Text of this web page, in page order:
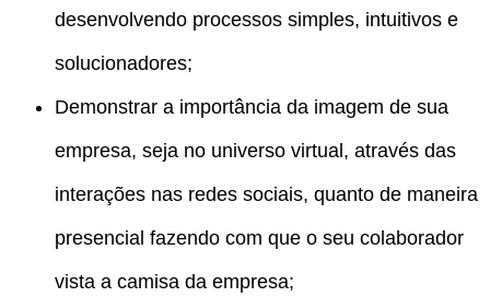
desenvolvendo processos simples, intuitivos e
solucionadores;
Demonstrar a importância da imagem de sua
empresa, seja no universo virtual, através das
interações nas redes sociais, quanto de maneira
presencial fazendo com que o seu colaborador
vista a camisa da empresa;